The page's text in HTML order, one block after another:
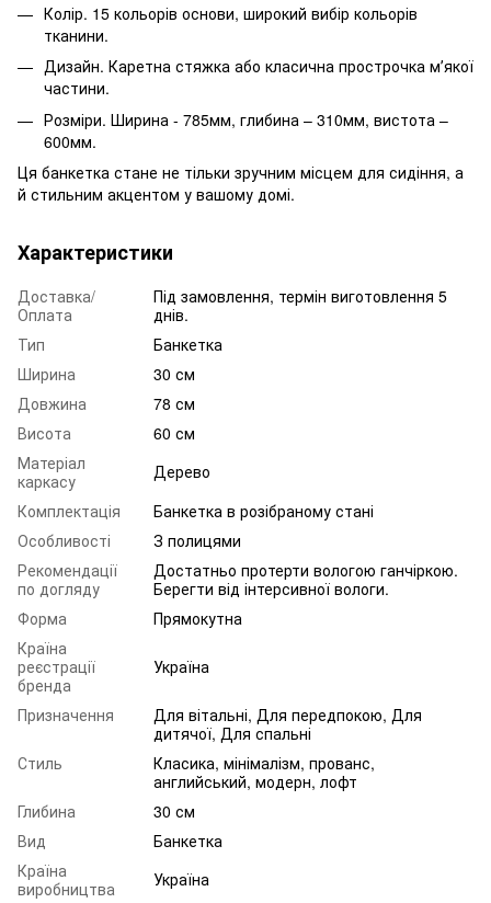
Колір. 15 кольорів основи, широкий вибір кольорів
тканини.
Дизайн. Каретна стяжка або класична прострочка мʼякої
частини.
Розміри. Ширина - 785мм, глибина – 310мм, вистота –
600мм.
Ця банкетка стане не тільки зручним місцем для сидіння, а
й стильним акцентом у вашому домі.
Характеристики
Доставка/
Оплата
Під замовлення, термін виготовлення 5
днів.
Тип
Банкетка
Ширина
30 см
Довжина
78 см
Висота
60 см
Матеріал
каркасу
Дерево
Комплектація
Банкетка в розібраному стані
Особливості
З полицями
Рекомендації
по догляду
Достатньо протерти вологою ганчіркою.
Берегти від інтерсивної вологи.
Форма
Прямокутна
Країна
реєстрації
бренда
Україна
Призначення
Для вітальні, Для передпокою, Для
дитячої, Для спальні
Стиль
Класика, мінімалізм, прованс,
английський, модерн, лофт
Глибина
30 см
Вид
Банкетка
Країна
виробництва
Україна